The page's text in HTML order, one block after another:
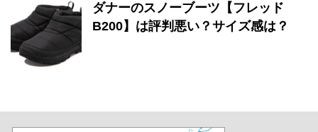
ダナーのスノーブーツ【フレッド
B200】は評判悪い？サイズ感は？